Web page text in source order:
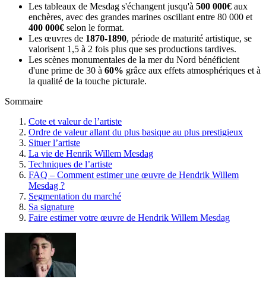
Les tableaux de Mesdag s'échangent jusqu'à 500 000€ aux
enchères, avec des grandes marines oscillant entre 80 000 et
400 000€ selon le format.
Les œuvres de 1870-1890, période de maturité artistique, se
valorisent 1,5 à 2 fois plus que ses productions tardives.
Les scènes monumentales de la mer du Nord bénéficient
d'une prime de 30 à 60% grâce aux effets atmosphériques et à
la qualité de la touche picturale.
Sommaire
Cote et valeur de l’artiste
Ordre de valeur allant du plus basique au plus prestigieux
Situer l’artiste
La vie de Henrik Willem Mesdag
Techniques de l’artiste
FAQ – Comment estimer une œuvre de Hendrik Willem
Mesdag ?
Segmentation du marché
Sa signature
Faire estimer votre œuvre de Hendrik Willem Mesdag